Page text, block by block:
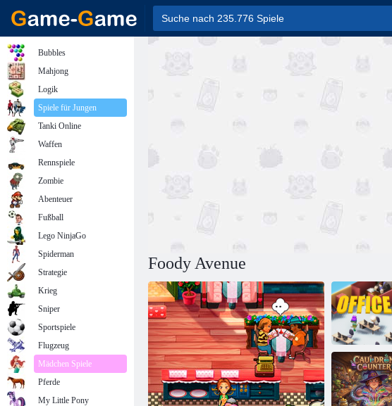
Foody Avenue
Büro. io
Bubbles
Mahjong
Logik
Spiele für Jungen
Tanki Online
Waffen
Rennspiele
Zombie
Abenteuer
Fußball
Lego NinjaGo
Spiderman
Strategie
Krieg
Sniper
Sportspiele
Flugzeug
Mädchen Spiele
Pferde
My Little Pony